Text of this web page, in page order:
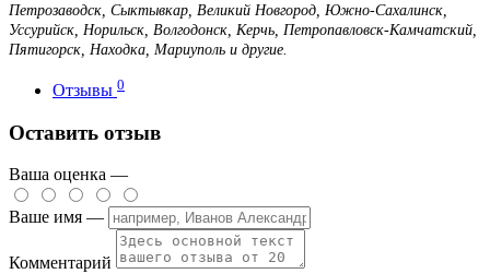
Петрозаводск, Сыктывкар, Великий Новгород, Южно-Сахалинск,
Уссурийск, Норильск, Волгодонск, Керчь, Петропавловск-Камчатский,
Пятигорск, Находка, Мариуполь и другие.
Отзывы 0
Оставить отзыв
Ваша оценка —
Ваше имя —
Комментарий